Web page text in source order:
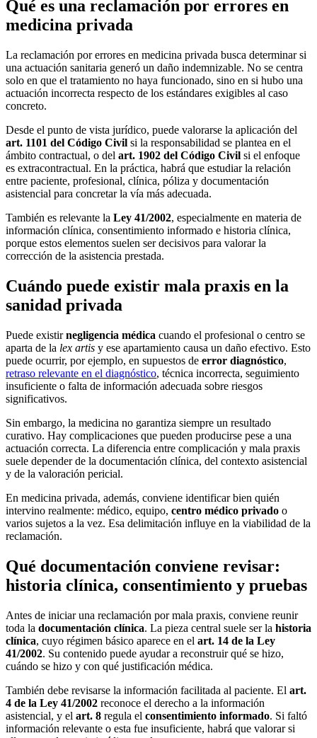
Qué es una reclamación por errores en
medicina privada
La reclamación por errores en medicina privada busca determinar si
una actuación sanitaria generó un daño indemnizable. No se centra
solo en que el tratamiento no haya funcionado, sino en si hubo una
actuación incorrecta respecto de los estándares exigibles al caso
concreto.
Desde el punto de vista jurídico, puede valorarse la aplicación del
art. 1101 del Código Civil si la responsabilidad se plantea en el
ámbito contractual, o del art. 1902 del Código Civil si el enfoque
es extracontractual. En la práctica, habrá que estudiar la relación
entre paciente, profesional, clínica, póliza y documentación
asistencial para concretar la vía más adecuada.
También es relevante la Ley 41/2002, especialmente en materia de
información clínica, consentimiento informado e historia clínica,
porque estos elementos suelen ser decisivos para valorar la
corrección de la asistencia prestada.
Cuándo puede existir mala praxis en la
sanidad privada
Puede existirnegligencia médica cuando el profesional o centro se
aparta de la lex artis y ese apartamiento causa un daño efectivo. Esto
puede ocurrir, por ejemplo, en supuestos de error diagnóstico,
retraso relevante en el diagnóstico, técnica incorrecta, seguimiento
insuficiente o falta de información adecuada sobre riesgos
significativos.
Sin embargo, la medicina no garantiza siempre un resultado
curativo. Hay complicaciones que pueden producirse pese a una
actuación correcta. La diferencia entre complicación y mala praxis
suele depender de la documentación clínica, del contexto asistencial
y de la valoración pericial.
En medicina privada, además, conviene identificar bien quién
intervino realmente: médico, equipo, centro médico privado o
varios sujetos a la vez. Esa delimitación influye en la viabilidad de la
reclamación.
Qué documentación conviene revisar:
historia clínica, consentimiento y pruebas
Antes de iniciar una reclamación por mala praxis, conviene reunir
toda la documentación clínica. La pieza central suele ser la historia
clínica, cuyo régimen básico aparece en el art. 14 de la Ley
41/2002. Su contenido puede ayudar a reconstruir qué se hizo,
cuándo se hizo y con qué justificación médica.
También debe revisarse la información facilitada al paciente. El art.
4 de la Ley 41/2002 reconoce el derecho a la información
asistencial, y el art. 8 regula el consentimiento informado. Si faltó
información relevante o esta fue insuficiente, habrá que valorar si